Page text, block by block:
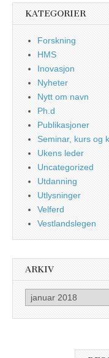
KATEGORIER
Forskning
HMS
Inovasjon
Nyheter
Nytt om navn
Ph.d
Publikasjoner
Seminar, kurs og
Ukens leder
Uncategorized
Utdanning
Utlysninger
Velferd
Vestlandslegen
ARKIV